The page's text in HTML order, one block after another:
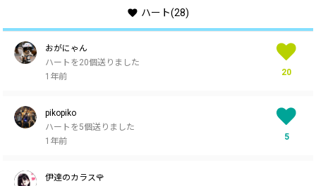
ハート(28)
おがにゃん
ハートを20個送りました
1年前
20
pikopiko
ハートを5個送りました
1年前
5
伊達のカラス🌹